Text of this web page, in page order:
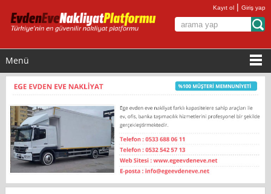
Kayıt ol |Giriş yap
Menü